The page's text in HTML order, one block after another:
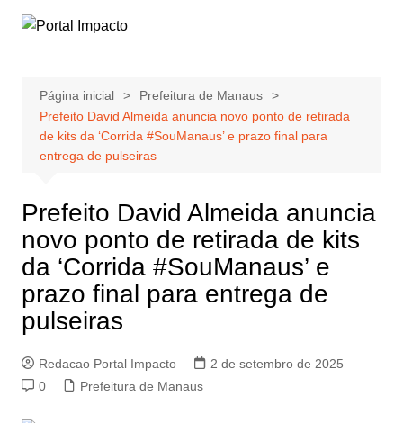
para
Página inicial
Prefeitura de Manaus
Prefeito David Almeida anuncia novo ponto de retirada
de kits da ‘Corrida #SouManaus’ e prazo final para
entrega de pulseiras
Prefeito David Almeida anuncia
novo ponto de retirada de kits
da ‘Corrida #SouManaus’ e
prazo final para entrega de
pulseiras
Redacao Portal Impacto
2 de setembro de 2025
0
Prefeitura de Manaus